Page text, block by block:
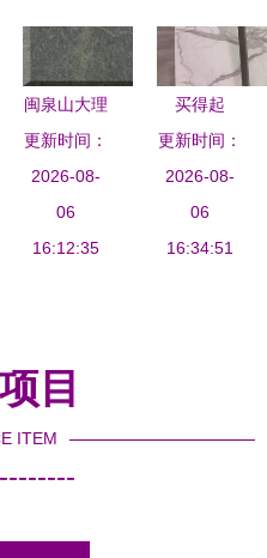
闽泉山大理
石系列 自
然与工艺的
完美融合
更新时间：
2026-08-
06
16:12:35
买得起
Gucci包包
却用不起鱼
肚白 为什
么鱼肚白大
更新时间：
2026-08-
06
16:34:51
目
ITEM